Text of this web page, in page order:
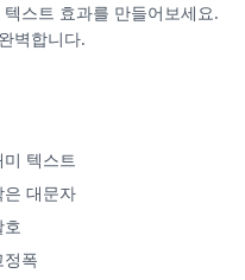
스트 효과를 만들어보세요.
벽합니다.
미 텍스트
은 대문자
호
정폭